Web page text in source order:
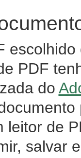
PDF
do
leitor de
salvar